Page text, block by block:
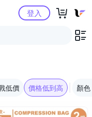
購物中心登入
低價 價格低到高 顏色